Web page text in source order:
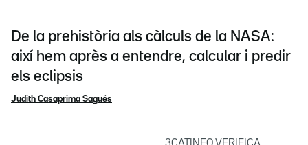
De la prehistòria als càlculs de la NASA:
així hem après a entendre, calcular i predir
els eclipsis
Judith Casaprima Sagués